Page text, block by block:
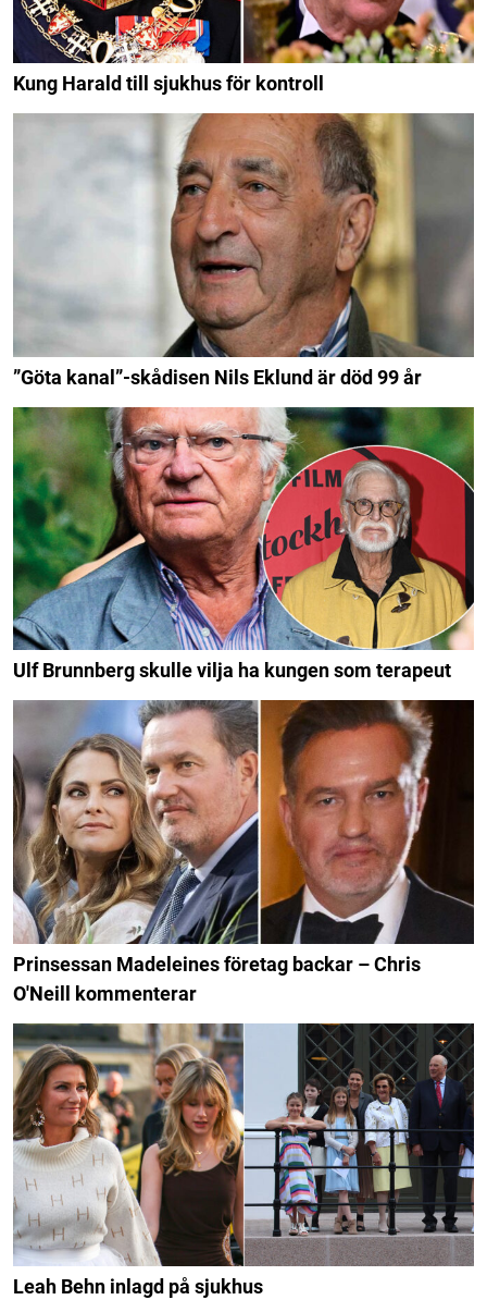
Kung Harald till sjukhus för kontroll
”Göta kanal”-skådisen Nils Eklund är död 99 år
Ulf Brunnberg skulle vilja ha kungen som terapeut
Prinsessan Madeleines företag backar – Chris
O'Neill kommenterar
Leah Behn inlagd på sjukhus